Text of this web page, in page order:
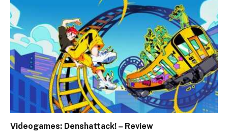
Videogames: Denshattack! – Review